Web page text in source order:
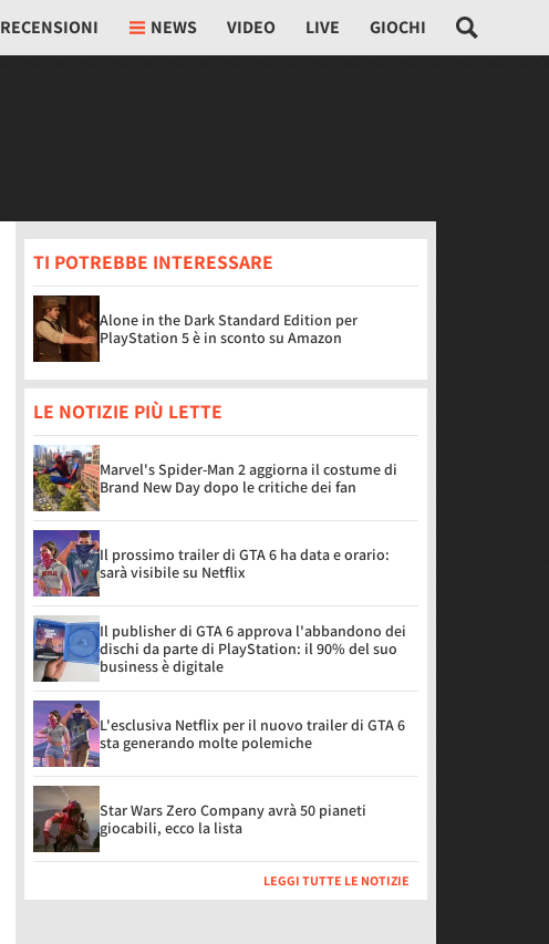
RECENSIONI NEWS VIDEO LIVE GIOCHI
TI POTREBBE INTERESSARE
Alone in the Dark Standard Edition per
PlayStation 5 è in sconto su Amazon
LE NOTIZIE PIÙ LETTE
Marvel's Spider-Man 2 aggiorna il costume di
Brand New Day dopo le critiche dei fan
Il prossimo trailer di GTA 6 ha data e orario:
sarà visibile su Netflix
Il publisher di GTA 6 approva l'abbandono dei
dischi da parte di PlayStation: il 90% del suo
business è digitale
L'esclusiva Netflix per il nuovo trailer di GTA 6
sta generando molte polemiche
Star Wars Zero Company avrà 50 pianeti
giocabili, ecco la lista
LEGGI TUTTE LE NOTIZIE